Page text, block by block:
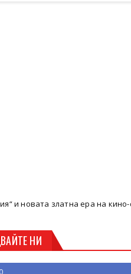
ера на кино-спектакъла
НИ